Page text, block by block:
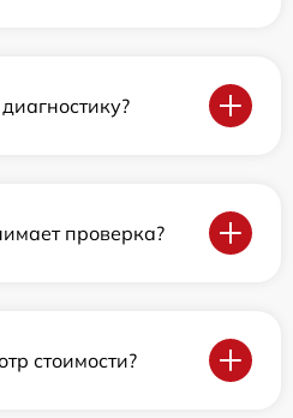
проверка?
стоимости?